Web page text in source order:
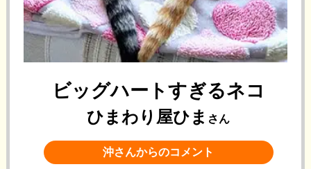
ビッグハートすぎるネコ
ひまわり屋ひま さん
沖さんからのコメント